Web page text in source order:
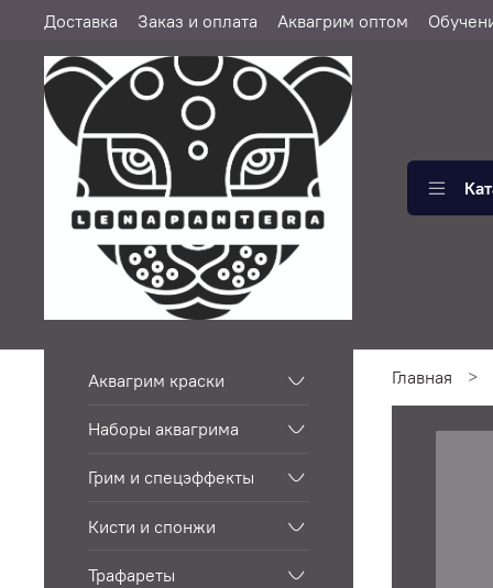
Доставка Заказ и оплата Аквагрим оптом
Главная
Аквагрим краски
Наборы аквагрима
Грим и спецэффекты
Кисти и спонжи
Трафареты